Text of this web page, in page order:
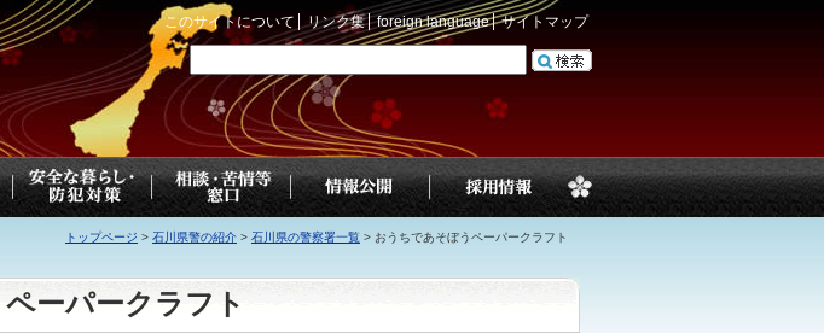
このサイトについて リンク集 foreign language サイトマップ
トップページ > 石川県警の紹介 > 石川県の警察署一覧 > おうちであそぼうペーパークラフト
ーパークラフト